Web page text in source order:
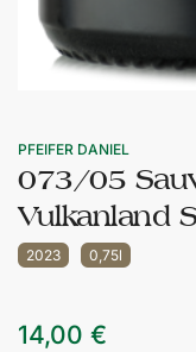
PFEIFER DANIEL
073/05
Vulkanland
2023 0,75l
14,00 €